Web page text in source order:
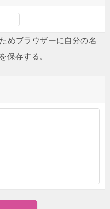
めブラウザーに自分の名
保存する。